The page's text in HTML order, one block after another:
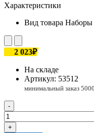
Характеристики
Вид товара Наборы
2 023₽
На складе
Артикул: 53512
-
+